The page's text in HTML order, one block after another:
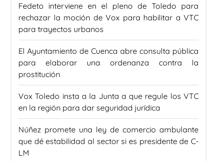
Fedeto interviene en el pleno de Toledo para
rechazar la moción de Vox para habilitar a VTC
para trayectos urbanos
El Ayuntamiento de Cuenca abre consulta pública
para elaborar una ordenanza contra la
prostitución
Vox Toledo insta a la Junta a que regule los VTC
en la región para dar seguridad jurídica
Núñez promete una ley de comercio ambulante
que dé estabilidad al sector si es presidente de C-
LM